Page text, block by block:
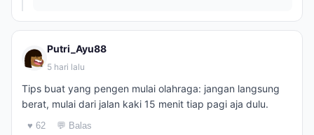
Putri_Ayu88
5 hari lalu
Tips buat yang pengen mulai olahraga: jangan langsung
berat, mulai dari jalan kaki 15 menit tiap pagi aja dulu.
♥ 62 💬 Balas